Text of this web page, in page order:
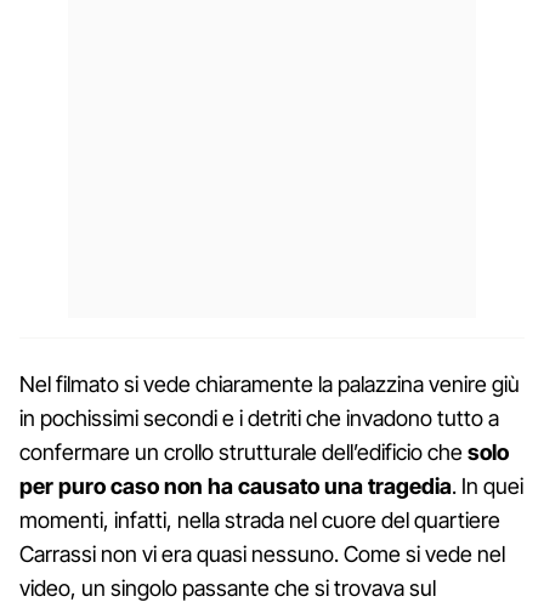
Nel filmato si vede chiaramente la palazzina venire giù
in pochissimi secondi e i detriti che invadono tutto a
confermare un crollo strutturale dell’edificio chesolo
per puro caso non ha causato una tragedia. In quei
momenti, infatti, nella strada nel cuore del quartiere
Carrassi non vi era quasi nessuno. Come si vede nel
video, un singolo passante che si trovava sul